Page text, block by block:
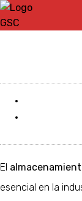
El
esencial en la